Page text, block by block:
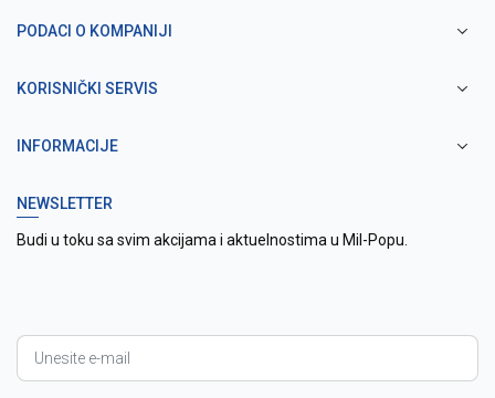
PODACI O KOMPANIJI
KORISNIČKI SERVIS
INFORMACIJE
NEWSLETTER
Budi u toku sa svim akcijama i aktuelnostima u Mil-Popu.